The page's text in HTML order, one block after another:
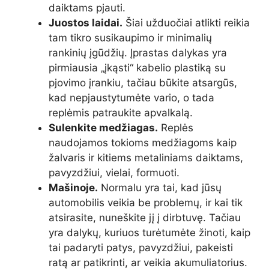
daiktams pjauti.
Juostos laidai. Šiai užduočiai atlikti reikia
tam tikro susikaupimo ir minimalių
rankinių įgūdžių. Įprastas dalykas yra
pirmiausia „įkąsti“ kabelio plastiką su
pjovimo įrankiu, tačiau būkite atsargūs,
kad nepjaustytumėte vario, o tada
replėmis patraukite apvalkalą.
Sulenkite medžiagas. Replės
naudojamos tokioms medžiagoms kaip
žalvaris ir kitiems metaliniams daiktams,
pavyzdžiui, vielai, formuoti.
Mašinoje. Normalu yra tai, kad jūsų
automobilis veikia be problemų, ir kai tik
atsirasite, nuneškite jį į dirbtuvę. Tačiau
yra dalykų, kuriuos turėtumėte žinoti, kaip
tai padaryti patys, pavyzdžiui, pakeisti
ratą ar patikrinti, ar veikia akumuliatorius.